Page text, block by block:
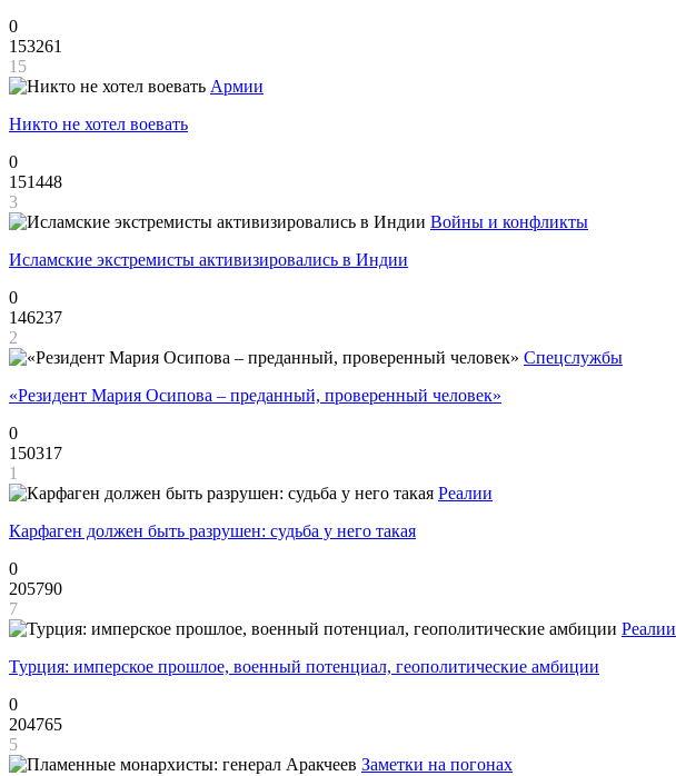
0
153261
15
Армии
Никто не хотел воевать
0
151448
3
Войны и конфликты
Исламские экстремисты активизировались в Индии
0
146237
2
Спецслужбы
«Резидент Мария Осипова – преданный, проверенный человек»
0
150317
1
Реалии
Карфаген должен быть разрушен: судьба у него такая
0
205790
7
Реалии
Турция: имперское прошлое, военный потенциал, геополитические амбиции
0
204765
5
Заметки на погонах